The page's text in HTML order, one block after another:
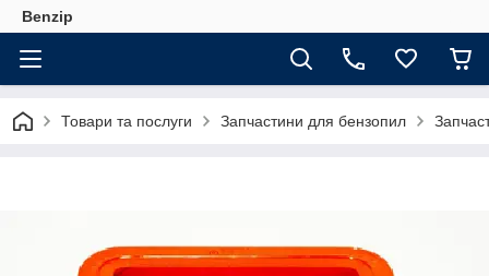
Benzip
Товари та послуги Запчастини для бензопил